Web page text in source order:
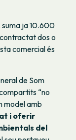
ja 10.600
dos o
comercial és
de Som
“no
model amb
i oferir
del